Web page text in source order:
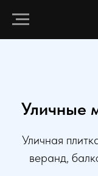
Уличные
Уличная
веранд,